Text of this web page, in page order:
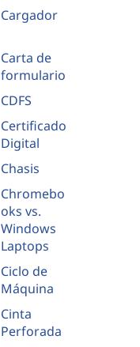
Cargador
Carta de
formulario
CDFS
Certificado
Digital
Chasis
Chromebo
oks vs.
Windows
Laptops
Ciclo de
Máquina
Cinta
Perforada